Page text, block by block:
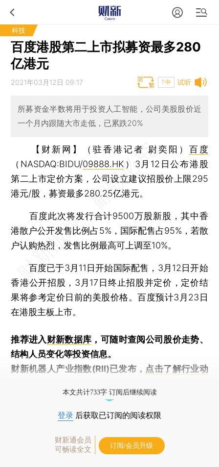
科技
百度港股第二上市拟募资最多280
亿港元
试听
2021年03月12日 09:17 T中
所募资金半数将用于投资人工智能，公司美股股价近
一个月内跟随大市走低，已累跌20%
【财新网】（驻香港记者 尉奕阳） 百度
（NASDAQ:BIDU/09888.HK ）3月12日公布港股
第二上市定价方案，公司设立建议招股价上限295
港元/股，募资最多280.25亿港元。
百度此次将发行合计9500万股新股，其中香
港散户公开发售比例占5%，国际配售占95%，若散
户认购热烈，发售比例最高可上调至10%。
百度已于3月11日开始国际配售，3月12日开始
香港公开招股，3月17日终止招股并定价，定价结
果将参考定价日前的美股价格。百度预计3月23日
在港股主板上市。
推荐进入财新数据库 ，可随时查阅公司股价走势、
结构人员变化等投资信息。
财新机器人产业指数(RII)已发布， 点击了解行业动
本文共计733字 订阅后继续阅读
登录 后获取已订阅的阅读权限
财新通会员
可畅读全文
订阅/会员升级